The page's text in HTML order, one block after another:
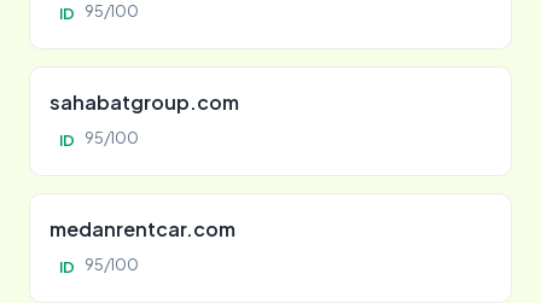
ID 95/100
sahabatgroup.com
ID 95/100
medanrentcar.com
ID 95/100